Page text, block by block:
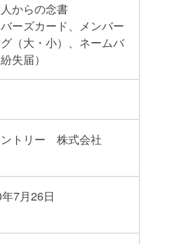
人からの念書
バーズカード、メンバー
（大・小）、ネームバ
失届）
トリー 株式会社
7月26日